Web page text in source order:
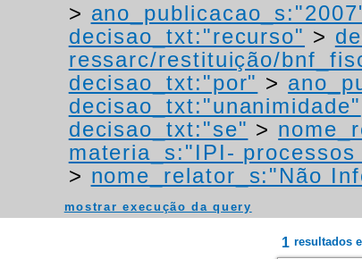
>
decisao_txt:"recurso" >
ressarc/restituição/
decisao_txt:"por" >
decisao_txt:"unanimidade"
decisao_txt:"se" >
materia_s:"IPI-
> nome_relator_s:"Não
mostrar execução da query
1 resultados